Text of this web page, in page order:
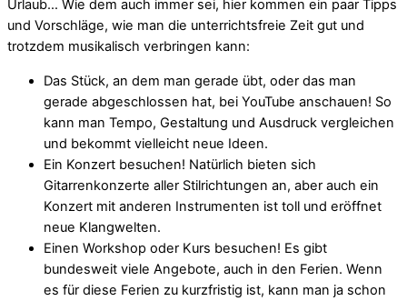
Urlaub… Wie dem auch immer sei, hier kommen ein paar Tipps
und Vorschläge, wie man die unterrichtsfreie Zeit gut und
trotzdem musikalisch verbringen kann:
Das Stück, an dem man gerade übt, oder das man
gerade abgeschlossen hat, bei YouTube anschauen! So
kann man Tempo, Gestaltung und Ausdruck vergleichen
und bekommt vielleicht neue Ideen.
Ein Konzert besuchen! Natürlich bieten sich
Gitarrenkonzerte aller Stilrichtungen an, aber auch ein
Konzert mit anderen Instrumenten ist toll und eröffnet
neue Klangwelten.
Einen Workshop oder Kurs besuchen! Es gibt
bundesweit viele Angebote, auch in den Ferien. Wenn
es für diese Ferien zu kurzfristig ist, kann man ja schon